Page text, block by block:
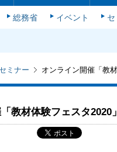
総務省 イベント
ミナー オンライン開催「教
教材体験フェスタ